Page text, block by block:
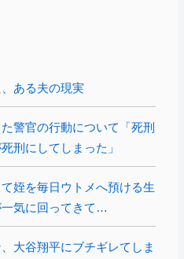
ある夫の現実
警官の行動について「死刑
刑にしてしまった」
姪を毎日ウトメへ預ける生
気に回ってきて…
大谷翔平にブチギレてしま